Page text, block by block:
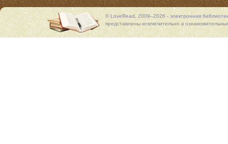
© LoveRead, 2009–2026 - электронная
представлены исключительно в